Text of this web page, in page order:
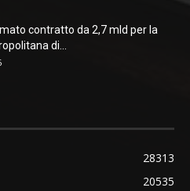
contratto da 2,7 mld per la
di...
28313
20535